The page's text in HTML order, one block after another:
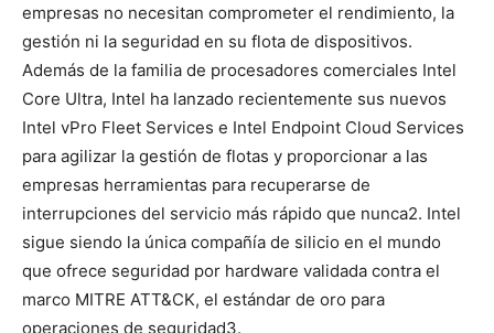
empresas no necesitan comprometer el rendimiento, la
gestión ni la seguridad en su flota de dispositivos.
Además de la familia de procesadores comerciales Intel
Core Ultra, Intel ha lanzado recientemente sus nuevos
Intel vPro Fleet Services e Intel Endpoint Cloud Services
para agilizar la gestión de flotas y proporcionar a las
empresas herramientas para recuperarse de
interrupciones del servicio más rápido que nunca2. Intel
sigue siendo la única compañía de silicio en el mundo
que ofrece seguridad por hardware validada contra el
marco MITRE ATT&CK, el estándar de oro para
operaciones de seguridad3.